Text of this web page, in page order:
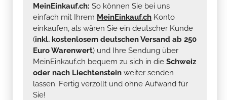
MeinEinkauf.ch: So können Sie bei uns
einfach mit Ihrem MeinEinkauf.ch Konto
einkaufen, als wären Sie ein deutscher Kunde
(inkl. kostenlosem deutschen Versand ab 250
Euro Warenwert) und Ihre Sendung über
MeinEinkauf.ch bequem zu sich in die Schweiz
oder nach Liechtenstein weiter senden
lassen. Fertig verzollt und ohne Aufwand für
Sie!